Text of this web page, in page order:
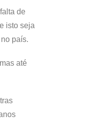
de
isto seja
país.
até